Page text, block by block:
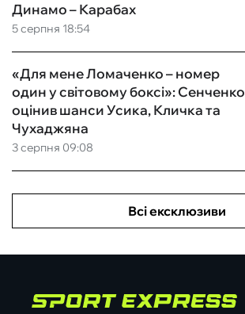
5 серпня 18:54
Динамо – Карабах
3 серпня 09:08
«Для мене Ломаченко – номер
один у світовому боксі»: Сенченко
оцінив шанси Усика, Кличка та
Чухаджяна
Всі ексклюзиви